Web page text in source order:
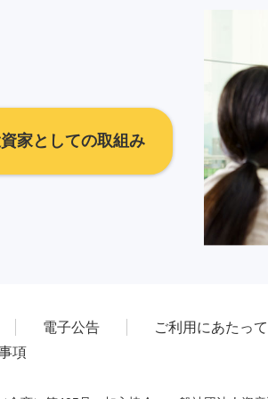
家としての取組み
電子公告
ご利用にあたって
項